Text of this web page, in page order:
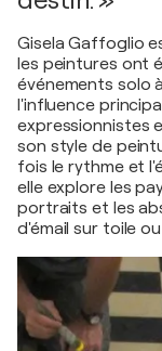
Gisela Gaffoglio
les peintures ont
événements solo
l'influence
expressionnistes
son style de
fois le rythme et
elle explore les
portraits et les
d'émail sur toile